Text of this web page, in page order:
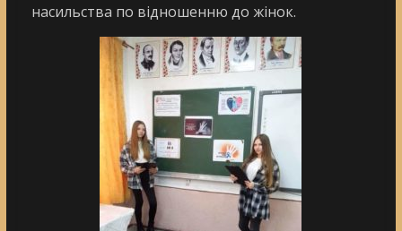
насильства по відношенню до жінок.